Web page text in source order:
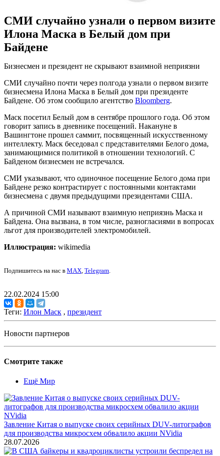
СМИ случайно узнали о первом визите
Илона Маска в Белый дом при
Байдене
Бизнесмен и президент не скрывают взаимной неприязни
СМИ случайно почти через полгода узнали о первом визите
бизнесмена Илона Маска в Белый дом при президенте
Байдене. Об этом сообщило агентство Bloomberg.
Маск посетил Белый дом в сентябре прошлого года. Об этом
говорит запись в дневнике посещений. Накануне в
Вашингтоне прошел саммит, посвященный искусственному
интеллекту. Маск беседовал с представителями Белого дома,
занимающимися политикой в отношении технологий. С
Байденом бизнесмен не встречался.
СМИ указывают, что одиночное посещение Белого дома при
Байдене резко контрастирует с постоянными контактами
бизнесмена с двумя предыдущими президентами США.
А причиной СМИ называют взаимную неприязнь Маска и
Байдена. Она вызвана, в том числе, разногласиями в вопросах
льгот для производителей электромобилей.
Иллюстрация: wikimedia
Подпишитесь на нас в MAX, Telegram.
22.02.2024 15:00
Теги: Илон Маск , президент
Новости партнеров
Смотрите также
Ещё Мир
Завление Китая о выпуске своих серийных DUV-литографов
для производства микросхем обвалило акции NVidia
28.07.2026